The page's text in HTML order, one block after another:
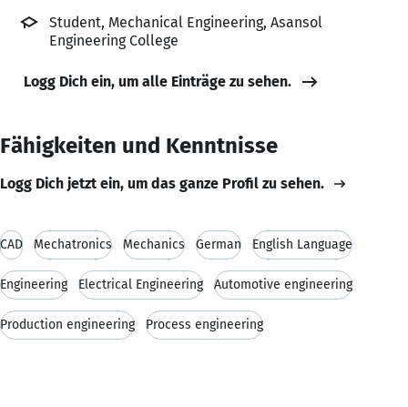
Student, Mechanical Engineering, Asansol
Engineering College
Logg Dich ein, um alle Einträge zu sehen.
Fähigkeiten und Kenntnisse
Logg Dich jetzt ein, um das ganze Profil zu sehen.
CAD Mechatronics Mechanics German English Language
Engineering Electrical Engineering Automotive engineering
Production engineering Process engineering